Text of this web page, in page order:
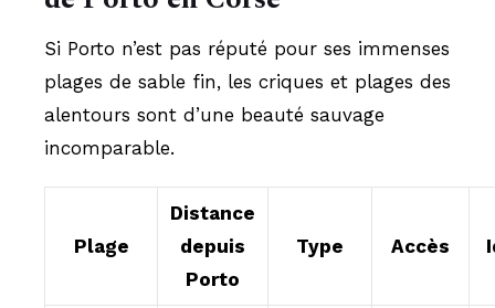
Si Porto n’est pas réputé pour ses immenses
plages de sable fin, les criques et plages des
alentours sont d’une beauté sauvage
incomparable.
Plage
Distance
depuis
Porto
Type Accès